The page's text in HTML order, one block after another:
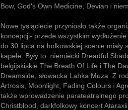
Bow, God's Own Medicine, Devian i
Nowe tysiąclecie przyniosło także
koncepcji- przede wszystkim
do 30 lipca na bolkowskiej scenie
kapele. Były to: niemiecki Dreadful
belgijskiskie The Breath Of Life i The
Dreamside, słowacka Lahka Muza. Z
Artrosis, Moonlight, Fading Colours i
także wprowadzenie parateatralnego
Christblood, darkfolkowy koncert